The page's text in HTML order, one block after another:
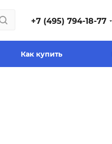
+7 (495) 794-18-77
Как купить